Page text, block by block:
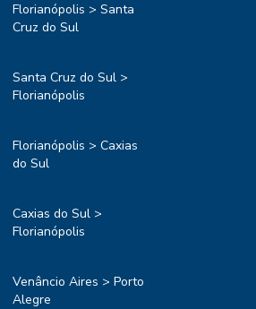
Florianópolis > Santa
Cruz do Sul
Santa Cruz do Sul >
Florianópolis
Florianópolis > Caxias
do Sul
Caxias do Sul >
Florianópolis
Venâncio Aires > Porto
Alegre